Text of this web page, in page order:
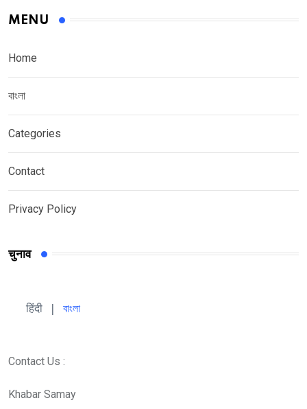
MENU
Home
বাংলা
Categories
Contact
Privacy Policy
चुनाव
हिंदी বাংলা
Contact Us :
Khabar Samay